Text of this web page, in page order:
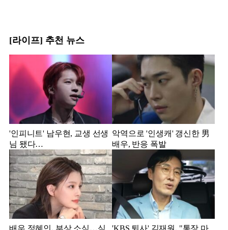
[라이프] 추천 뉴스
'인피니트' 남우현, 교생 선생
님 됐다…
악역으로 '인생캐' 갱신한 男
배우, 반응 폭발